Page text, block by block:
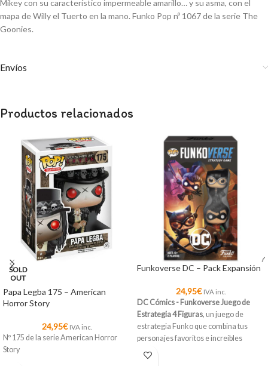
Mikey con su característico impermeable amarillo… y su asma, con el
mapa de Willy el Tuerto en la mano. Funko Pop nº 1067 de la serie The
Goonies.
Envíos
Productos relacionados
SOLD
OUT
Papa Legba 175 – American
Horror Story
24,95€ IVA inc.
Nº 175 de la serie American Horror
Story
Funkoverse DC – Pack Expansión
24,95€ IVA inc.
DC Cómics - Funkoverse Juego de
Estrategia 4 Figuras, un juego de
estrategia Funko que combina tus
personajes favoritos e increíbles
escenarios del universo